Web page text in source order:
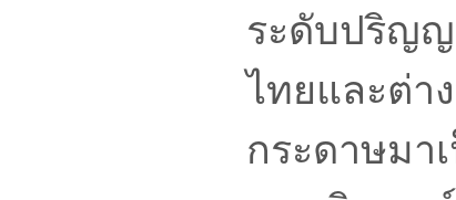
ระดับปริญ
ไทยและต่า
กระดาษมา